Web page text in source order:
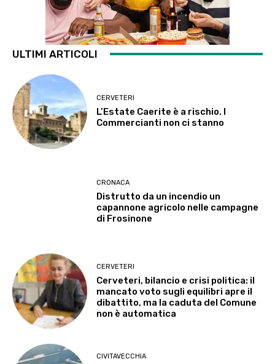
ULTIMI ARTICOLI
CERVETERI
L’Estate Caerite è a rischio. I
Commercianti non ci stanno
CRONACA
Distrutto da un incendio un
capannone agricolo nelle campagne
di Frosinone
CERVETERI
Cerveteri, bilancio e crisi politica: il
mancato voto sugli equilibri apre il
dibattito, ma la caduta del Comune
non è automatica
CIVITAVECCHIA